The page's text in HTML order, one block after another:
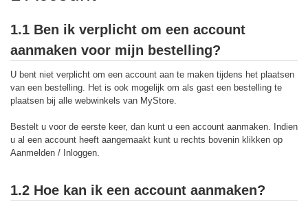
1.1 Ben ik verplicht om een account
aanmaken voor mijn bestelling?
U bent niet verplicht om een account aan te maken tijdens het plaatsen
van een bestelling. Het is ook mogelijk om als gast een bestelling te
plaatsen bij alle webwinkels van MyStore.
Bestelt u voor de eerste keer, dan kunt u een account aanmaken. Indien
u al een account heeft aangemaakt kunt u rechts bovenin klikken op
Aanmelden / Inloggen.
1.2 Hoe kan ik een account aanmaken?